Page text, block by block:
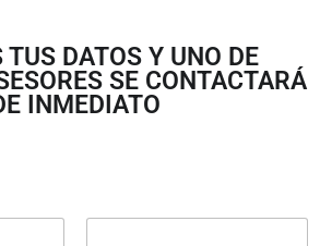
TUS DATOS Y UNO DE
SE CONTACTARÁ
INMEDIATO